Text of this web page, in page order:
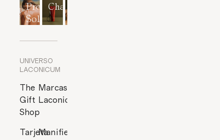
Protección
Solar
Champús
UNIVERSO
LACONICUM
The
Gift
Shop
Marcas
Laconicum
TarjetaManifiesto